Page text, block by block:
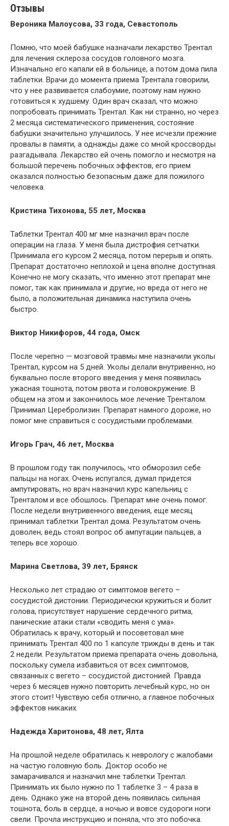
Отзывы
Вероника Малоусова, 33 года, Севастополь
Помню, что моей бабушке назначали лекарство Трентал
для лечения склероза сосудов головного мозга.
Изначально его капали ей в больнице, а потом дома пила
таблетки. Врачи до момента приема Трентала говорили,
что у нее развивается слабоумие, поэтому нам нужно
готовиться к худшему. Один врач сказал, что можно
попробовать принимать Трентал. Как ни странно, но через
2 месяца систематического применения, состояние
бабушки значительно улучшилось. У нее исчезли прежние
провалы в памяти, а однажды даже со мной кроссворды
разгадывала. Лекарство ей очень помогло и несмотря на
большой перечень побочных эффектов, его прием
оказался полностью безопасным даже для пожилого
человека.
Кристина Тихонова, 55 лет, Москва
Таблетки Трентал 400 мг мне назначил врач после
операции на глаза. У меня была дистрофия сетчатки.
Принимала его курсом 2 месяца, потом перерыв и опять.
Препарат достаточно неплохой и цена вполне доступная.
Конечно не могу сказать, что именно этот препарат мне
помог, так как принимала и другие, но вреда от него не
было, а положительная динамика наступила очень
быстро.
Виктор Никифоров, 44 года, Омск
После черепно — мозговой травмы мне назначили уколы
Трентал, курсом на 5 дней. Уколы делали внутривенно, но
буквально после второго введения у меня появилась
ужасная тошнота, потом рвота и головокружение. В
общем на этом и закончилось мое лечение Тренталом.
Принимал Церебролизин. Препарат намного дороже, но
помог мне справиться с сосудистыми проблемами.
Игорь Грач, 46 лет, Москва
В прошлом году так получилось, что обморозил себе
пальцы на ногах. Очень испугался, думал придется
ампутировать, но врач назначил курс капельниц с
Тренталом и все обошлось. Препарат мне очень помог.
После недели внутривенного введения, еще месяц
принимал таблетки Трентал дома. Результатом очень
доволен, ведь стоял вопрос об ампутации пальцев, а
теперь все хорошо.
Марина Светлова, 39 лет, Брянск
Несколько лет страдаю от симптомов вегето –
сосудистой дистонии. Периодически кружиться и болит
голова, присутствует нарушение сердечного ритма,
панические атаки стали «сводить меня с ума».
Обратилась к врачу, который и посоветовал мне
принимать Трентал 400 по 1 капсуле трижды в день и так
2 недели. Результатом приема препарата очень довольна,
поскольку сумела избавиться от всех симптомов,
связанных с вегето – сосудистой дистонией. Правда
через 6 месяцев нужно повторить лечебный курс, но он
этого стоит! Чувствую себя отлично, а главное побочных
эффектов никаких.
Надежда Харитонова, 48 лет, Ялта
На прошлой неделе обратилась к неврологу с жалобами
на частую головную боль. Доктор особо не
замарачивался и назначил мне таблетки Трентал.
Принимать их было нужно по 1 таблетке 3 – 4 раза в
день. Однако уже на второй день появилась сильная
тошнота, боль в сердце, а ночью и вовсе судороги ноги
свели. Прочла инструкцию и поняла, что это побочка.